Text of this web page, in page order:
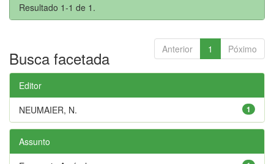
Resultado 1-1 de 1.
Anterior 1 Póximo
Busca facetada
Editor
1
NEUMAIER, N.
Assunto